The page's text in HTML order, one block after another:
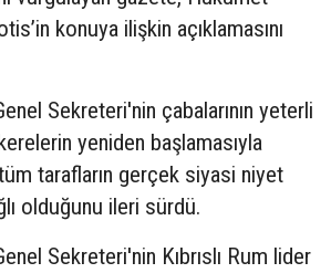
konuya ilişkin açıklamasını
Sekreteri'nin çabalarının yeterli
yeniden başlamasıyla
tarafların gerçek siyasi niyet
olduğunu ileri sürdü.
Sekreteri'nin Kıbrıslı Rum lider